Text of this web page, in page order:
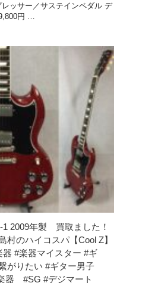
ッサー／サステインペダル デ
円 …
1 2009年製 買取ました！
村のハイコスパ【Cool Z】
器 #楽器マイスター #ギ
がりたい #ギター男子
器 #SG #デジマート